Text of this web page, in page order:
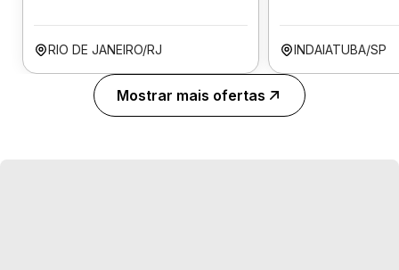
RIO DE JANEIRO/RJ INDAIATUBA/SP
Mostrar mais ofertas